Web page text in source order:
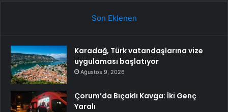
Son Eklenen
Karadağ, Türk vatandaşlarına vize
uygulaması başlatıyor
Ağustos 9, 2026
Çorum’da Bıçaklı Kavga: İki Genç
Yaralı